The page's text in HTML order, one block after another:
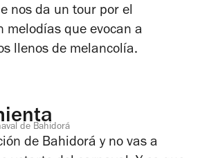
nos da un tour por el
melodías que evocan a
llenos de melancolía.
de Bahidorá
de Bahidorá y no vas a